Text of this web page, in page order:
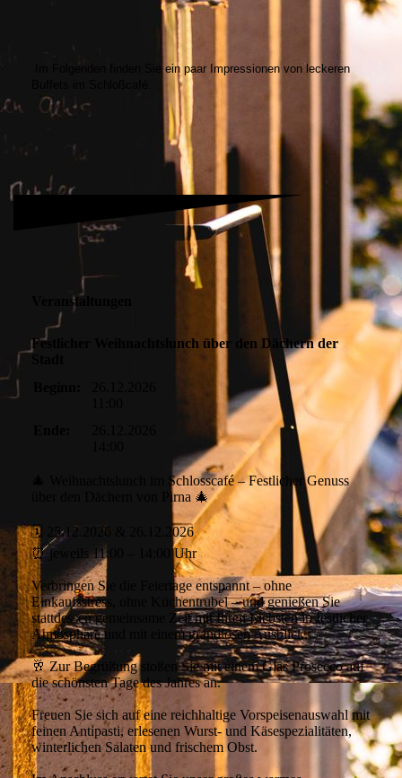
Im Folgenden finden Sie ein paar Impressionen von leckeren
Veranstaltungen
Festlicher Weihnachtslunch über den Dächern der
🎄 Weihnachtslunch im Schlosscafé – Festlicher Genuss
über den Dächern von Pirna 🎄
🗓 25.12.2026 & 26.12.2026
⏰ jeweils 11:00 – 14:00 Uhr
Verbringen Sie die Feiertage entspannt – ohne
Einkaufsstress, ohne Küchentrubel – und genießen Sie
stattdessen gemeinsame Zeit mit Ihren Liebsten in festlicher
Atmosphäre und mit einem grandiosen Ausblick.
🥂 Zur Begrüßung stoßen Sie mit einem Glas Prosecco auf
die schönsten Tage des Jahres an.
Freuen Sie sich auf eine reichhaltige Vorspeisenauswahl mit
feinen Antipasti, erlesenen Wurst- und Käsespezialitäten,
winterlichen Salaten und frischem Obst.